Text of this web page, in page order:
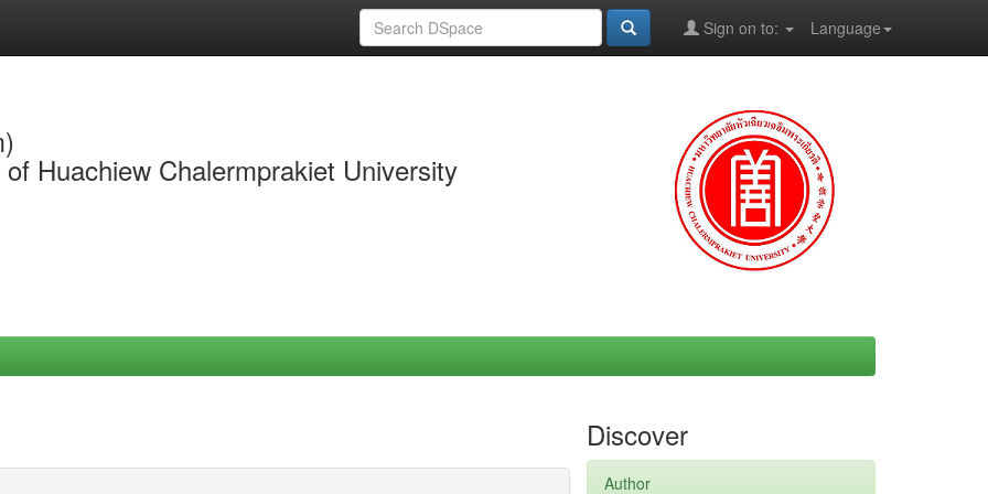
Language
Sign on to:
Huachiew Chalermprakiet University
Discover
Author